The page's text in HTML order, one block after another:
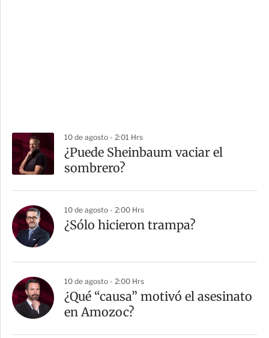
10 de agosto - 2:01 Hrs
¿Puede Sheinbaum vaciar el
sombrero?
10 de agosto - 2:00 Hrs
¿Sólo hicieron trampa?
10 de agosto - 2:00 Hrs
¿Qué “causa” motivó el asesinato
en Amozoc?